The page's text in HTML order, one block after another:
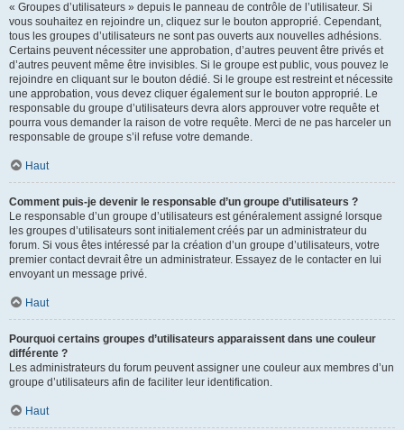
« Groupes d’utilisateurs » depuis le panneau de contrôle de l’utilisateur. Si
vous souhaitez en rejoindre un, cliquez sur le bouton approprié. Cependant,
tous les groupes d’utilisateurs ne sont pas ouverts aux nouvelles adhésions.
Certains peuvent nécessiter une approbation, d’autres peuvent être privés et
d’autres peuvent même être invisibles. Si le groupe est public, vous pouvez le
rejoindre en cliquant sur le bouton dédié. Si le groupe est restreint et nécessite
une approbation, vous devez cliquer également sur le bouton approprié. Le
responsable du groupe d’utilisateurs devra alors approuver votre requête et
pourra vous demander la raison de votre requête. Merci de ne pas harceler un
responsable de groupe s’il refuse votre demande.
Haut
Comment puis-je devenir le responsable d’un groupe d’utilisateurs ?
Le responsable d’un groupe d’utilisateurs est généralement assigné lorsque
les groupes d’utilisateurs sont initialement créés par un administrateur du
forum. Si vous êtes intéressé par la création d’un groupe d’utilisateurs, votre
premier contact devrait être un administrateur. Essayez de le contacter en lui
envoyant un message privé.
Haut
Pourquoi certains groupes d’utilisateurs apparaissent dans une couleur
différente ?
Les administrateurs du forum peuvent assigner une couleur aux membres d’un
groupe d’utilisateurs afin de faciliter leur identification.
Haut